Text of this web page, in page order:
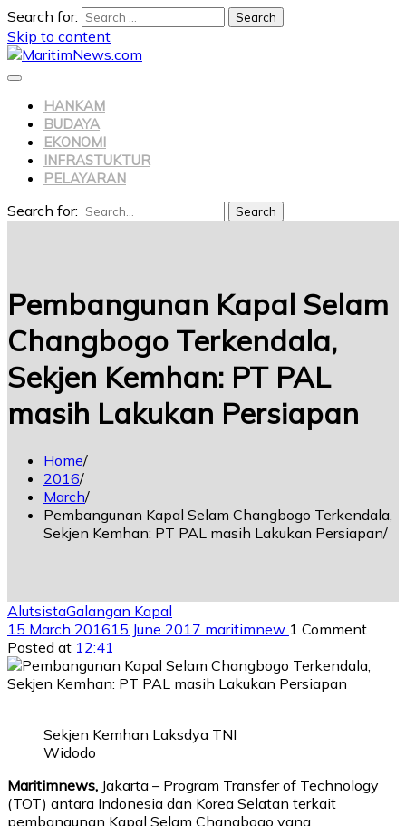
Search for:
Skip to content
HANKAM
BUDAYA
EKONOMI
INFRASTUKTUR
PELAYARAN
Search for: Search
Pembangunan Kapal Selam
Changbogo Terkendala,
Sekjen Kemhan: PT PAL
masih Lakukan Persiapan
Home
2016
March
Pembangunan Kapal Selam Changbogo Terkendala,
Sekjen Kemhan: PT PAL masih Lakukan Persiapan
AlutsistaGalangan Kapal
15 March 201615 June 2017 maritimnew 1 Comment
Posted at 12:41
Sekjen Kemhan Laksdya TNI
Widodo
Maritimnews, Jakarta – Program Transfer of Technology
(TOT) antara Indonesia dan Korea Selatan terkait
pembangunan Kapal Selam Changbogo yang